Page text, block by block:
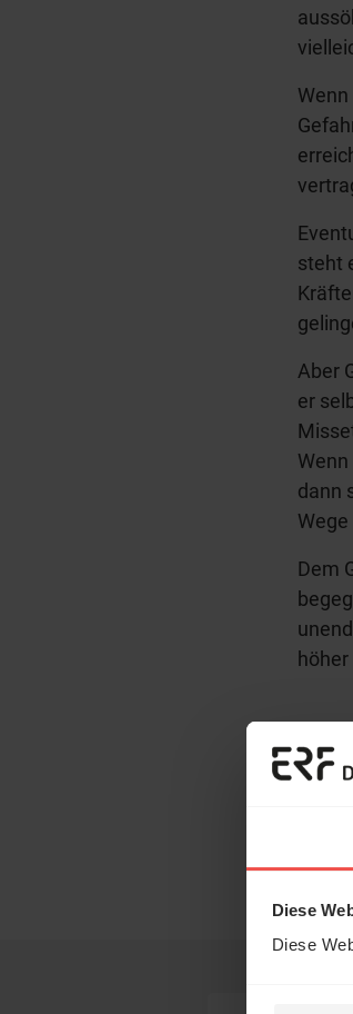
Diese
Diese
steht
Aber
er
dann
Dem
Sie